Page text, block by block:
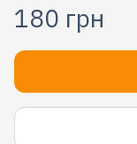
180 грн